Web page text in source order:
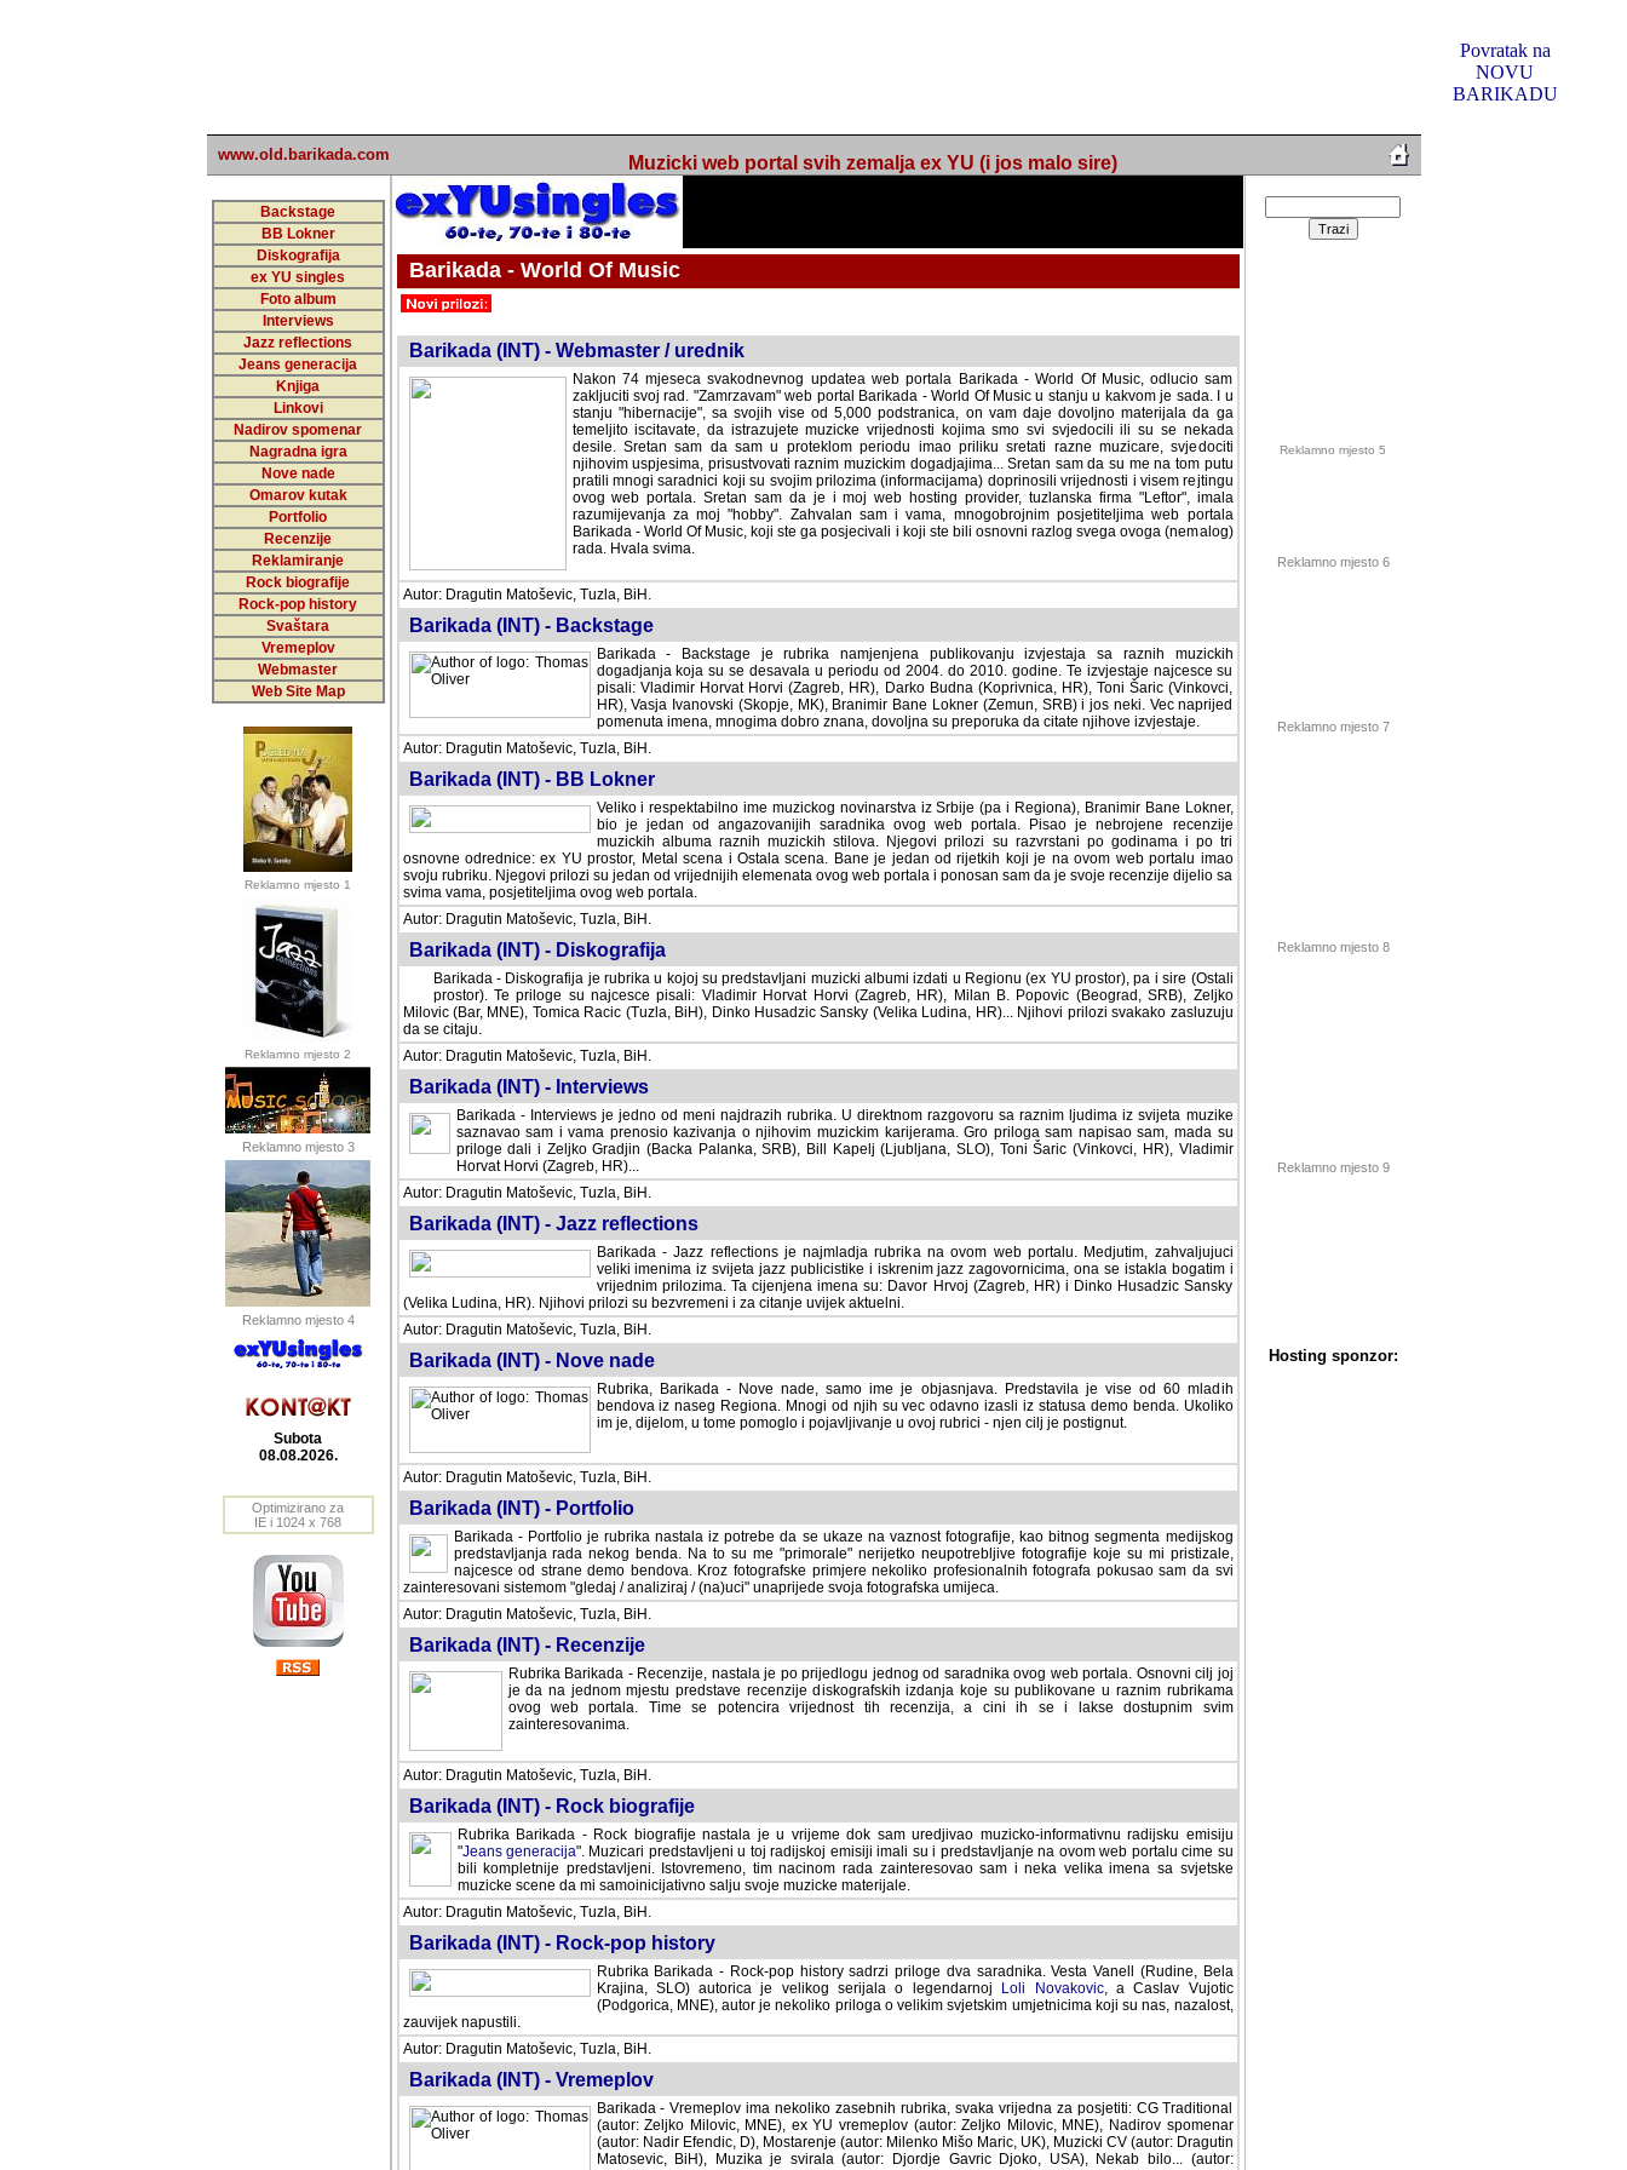
Povratak na
NOVU
BARIKADU
www.old.barikada.com Muzicki web portal svih zemalja ex YU (i jos malo sire)
Backstage
BB Lokner
Diskografija
ex YU singles
Foto album
Interviews
Jazz reflections
Jeans generacija
Knjiga
Linkovi
Nadirov spomenar
Nagradna igra
Nove nade
Omarov kutak
Portfolio
Recenzije
Reklamiranje
Rock biografije
Rock-pop history
Svaštara
Vremeplov
Webmaster
Web Site Map
Reklamno mjesto 1
Reklamno mjesto 2
Reklamno mjesto 3
Reklamno mjesto 4
Subota
08.08.2026.
Optimizirano za
IE i 1024 x 768
Barikada - World Of Music
Barikada (INT) - Webmaster / urednik
Nakon 74 mjeseca svakodnevnog updatea web portala Barikada - World Of Music, odlucio sam
zakljuciti svoj rad. "Zamrzavam" web portal Barikada - World Of Music u stanju u kakvom je sada. I u
stanju "hibernacije", sa svojih vise od 5,000 podstranica, on vam daje dovoljno materijala da ga
temeljito iscitavate, da istrazujete muzicke vrijednosti kojima smo svi svjedocili ili su se nekada desile.
Sretan sam da sam u proteklom periodu imao priliku sretati razne muzicare, svjedociti njihovim
uspjesima, prisustvovati raznim muzickim dogadjajima... Sretan sam da su me na tom putu pratili
mnogi saradnici koji su svojim prilozima (informacijama) doprinosili vrijednosti i visem rejtingu ovog
web portala. Sretan sam da je i moj web hosting provider, tuzlanska firma "Leftor", imala
razumijevanja za moj "hobby". Zahvalan sam i vama, mnogobrojnim posjetiteljima web portala
Barikada - World Of Music, koji ste ga posjecivali i koji ste bili osnovni razlog svega ovoga (nemalog)
rada. Hvala svima.
Autor: Dragutin Matoševic, Tuzla, BiH.
Barikada (INT) - Backstage
Barikada - Backstage je rubrika namjenjena publikovanju izvjestaja sa raznih muzickih
dogadjanja koja su se desavala u periodu od 2004. do 2010. godine. Te izvjestaje najcesce su
pisali: Vladimir Horvat Horvi (Zagreb, HR), Darko Budna (Koprivnica, HR), Toni Šaric (Vinkovci,
HR), Vasja Ivanovski (Skopje, MK), Branimir Bane Lokner (Zemun, SRB) i jos neki. Vec naprijed
pomenuta imena, mnogima dobro znana, dovoljna su preporuka da citate njihove izvjestaje.
Autor: Dragutin Matoševic, Tuzla, BiH.
Barikada (INT) - BB Lokner
Veliko i respektabilno ime muzickog novinarstva iz Srbije (pa i Regiona), Branimir Bane Lokner,
bio je jedan od angazovanijih saradnika ovog web portala. Pisao je nebrojene recenzije muzickih
albuma raznih muzickih stilova. Njegovi prilozi su razvrstani po godinama i po tri osnovne
odrednice: ex YU prostor, Metal scena i Ostala scena. Bane je jedan od rijetkih koji je na ovom web portalu imao svoju rubriku.
Njegovi prilozi su jedan od vrijednijih elemenata ovog web portala i ponosan sam da je svoje recenzije dijelio sa svima vama,
posjetiteljima ovog web portala.
Autor: Dragutin Matoševic, Tuzla, BiH.
Barikada (INT) - Diskografija
Barikada - Diskografija je rubrika u kojoj su predstavljani muzicki albumi izdati u Regionu (ex YU prostor), pa i sire (Ostali
prostor). Te priloge su najcesce pisali: Vladimir Horvat Horvi (Zagreb, HR), Milan B. Popovic (Beograd, SRB), Zeljko Milovic
(Bar, MNE), Tomica Racic (Tuzla, BiH), Dinko Husadzic Sansky (Velika Ludina, HR)... Njihovi prilozi svakako zasluzuju da se
citaju.
Autor: Dragutin Matoševic, Tuzla, BiH.
Barikada (INT) - Interviews
Barikada - Interviews je jedno od meni najdrazih rubrika. U direktnom razgovoru sa raznim ljudima iz svijeta muzike
saznavao sam i vama prenosio kazivanja o njihovim muzickim karijerama. Gro priloga sam napisao sam, mada su
priloge dali i Zeljko Gradjin (Backa Palanka, SRB), Bill Kapelj (Ljubljana, SLO), Toni Šaric (Vinkovci, HR), Vladimir
Horvat Horvi (Zagreb, HR)...
Autor: Dragutin Matoševic, Tuzla, BiH.
Barikada (INT) - Jazz reflections
Barikada - Jazz reflections je najmladja rubrika na ovom web portalu. Medjutim, zahvaljujuci veliki
imenima iz svijeta jazz publicistike i iskrenim jazz zagovornicima, ona se istakla bogatim i
vrijednim prilozima. Ta cijenjena imena su: Davor Hrvoj (Zagreb, HR) i Dinko Husadzic Sansky
(Velika Ludina, HR). Njihovi prilozi su bezvremeni i za citanje uvijek aktuelni.
Autor: Dragutin Matoševic, Tuzla, BiH.
Barikada (INT) - Nove nade
Rubrika, Barikada - Nove nade, samo ime je objasnjava. Predstavila je vise od 60 mladih
bendova iz naseg Regiona. Mnogi od njih su vec odavno izasli iz statusa demo benda. Ukoliko im
je, dijelom, u tome pomoglo i pojavljivanje u ovoj rubrici - njen cilj je postignut.
Autor: Dragutin Matoševic, Tuzla, BiH.
Barikada (INT) - Portfolio
Barikada - Portfolio je rubrika nastala iz potrebe da se ukaze na vaznost fotografije, kao bitnog segmenta medijskog
predstavljanja rada nekog benda. Na to su me "primorale" nerijetko neupotrebljive fotografije koje su mi pristizale,
najcesce od strane demo bendova. Kroz fotografske primjere nekoliko profesionalnih fotografa pokusao sam da svi
zainteresovani sistemom "gledaj / analiziraj / (na)uci" unaprijede svoja fotografska umijeca.
Autor: Dragutin Matoševic, Tuzla, BiH.
Barikada (INT) - Recenzije
Rubrika Barikada - Recenzije, nastala je po prijedlogu jednog od saradnika ovog web portala. Osnovni cilj joj
je da na jednom mjestu predstave recenzije diskografskih izdanja koje su publikovane u raznim rubrikama
ovog web portala. Time se potencira vrijednost tih recenzija, a cini ih se i lakse dostupnim svim
zainteresovanima.
Autor: Dragutin Matoševic, Tuzla, BiH.
Barikada (INT) - Rock biografije
Rubrika Barikada - Rock biografije nastala je u vrijeme dok sam uredjivao muzicko-informativnu radijsku emisiju
"Jeans generacija". Muzicari predstavljeni u toj radijskoj emisiji imali su i predstavljanje na ovom web portalu cime su
bili kompletnije predstavljeni. Istovremeno, tim nacinom rada zainteresovao sam i neka velika imena sa svjetske
muzicke scene da mi samoinicijativno salju svoje muzicke materijale.
Autor: Dragutin Matoševic, Tuzla, BiH.
Barikada (INT) - Rock-pop history
Rubrika Barikada - Rock-pop history sadrzi priloge dva saradnika. Vesta Vanell (Rudine, Bela
Krajina, SLO) autorica je velikog serijala o legendarnoj
Loli Novakovic, a Caslav Vujotic
(Podgorica, MNE), autor je nekoliko priloga o velikim svjetskim umjetnicima koji su nas, nazalost,
zauvijek napustili.
Autor: Dragutin Matoševic, Tuzla, BiH.
Barikada (INT) - Vremeplov
Barikada - Vremeplov ima nekoliko zasebnih rubrika, svaka vrijedna za posjetiti: CG Traditional
(autor: Zeljko Milovic, MNE), ex YU vremeplov (autor: Zeljko Milovic, MNE), Nadirov spomenar
(autor: Nadir Efendic, D), Mostarenje (autor: Milenko Mišo Maric, UK), Muzicki CV (autor: Dragutin
Matosevic, BiH), Muzika je svirala (autor: Djordje Gavric Djoko, USA), Nekab bilo... (autor: